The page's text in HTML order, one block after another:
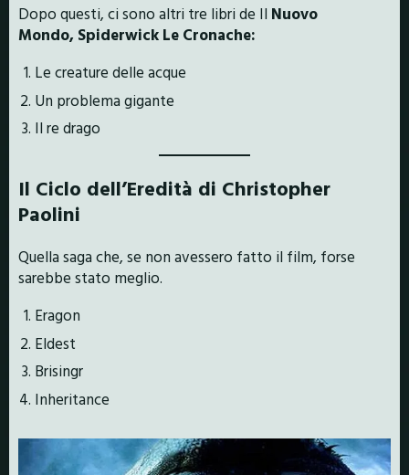
Dopo questi, ci sono altri tre libri de Il Nuovo
Mondo, Spiderwick Le Cronache:
Le creature delle acque
Un problema gigante
Il re drago
Il Ciclo dell’Eredità di Christopher
Paolini
Quella saga che, se non avessero fatto il film, forse
sarebbe stato meglio.
Eragon
Eldest
Brisingr
Inheritance